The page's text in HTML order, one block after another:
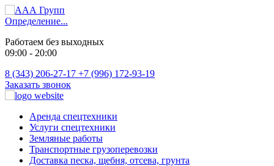
Определение...
Работаем без выходных
09:00 - 20:00
8 (343) 206-27-17 +7 (996) 172-93-19
Заказать звонок
Аренда спецтехники
Услуги спецтехники
Земляные работы
Транспортные грузоперевозки
Доставка песка, щебня, отсева, грунта